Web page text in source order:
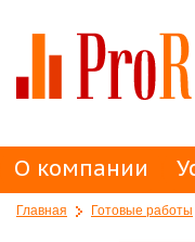
О компании
Главная Готовые работы